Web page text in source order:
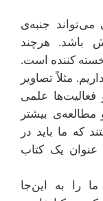
می‌تواند جنبه‌ی
باشد. هرچند
کننده است.
مثلاً تصاویر
فعالیت‌ها علمی
بیشتر
که ما باید در
عنوان یک کتاب
را به این‌جا